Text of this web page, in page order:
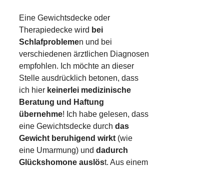
Eine Gewichtsdecke oder
Therapiedecke wird bei
Schlafproblemen und bei
verschiedenen ärztlichen Diagnosen
empfohlen. Ich möchte an dieser
Stelle ausdrücklich betonen, dass
ich hier keinerlei medizinische
Beratung und Haftung
übernehme! Ich habe gelesen, dass
eine Gewichtsdecke durch das
Gewicht beruhigend wirkt (wie
eine Umarmung) und dadurch
Glückshomone auslöst. Aus einem